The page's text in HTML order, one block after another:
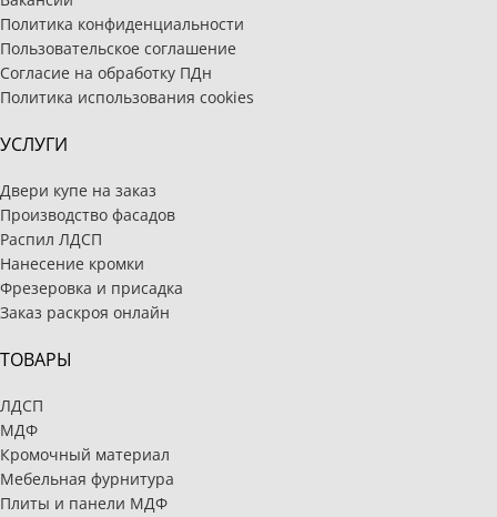
Политика конфиденциальности
Пользовательское соглашение
Согласие на обработку ПДн
Политика использования cookies
УСЛУГИ
Двери купе на заказ
Производство фасадов
Распил ЛДСП
Нанесение кромки
Фрезеровка и присадка
Заказ раскроя онлайн
ТОВАРЫ
ЛДСП
МДФ
Кромочный материал
Мебельная фурнитура
Плиты и панели МДФ